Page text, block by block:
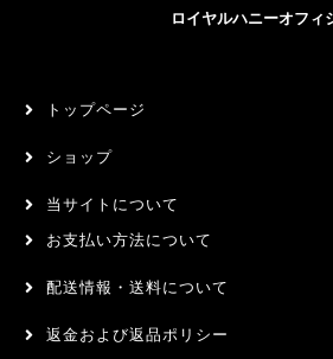
ロイヤルハニーオフィ
トップページ
ショップ
当サイトについて
お支払い方法について
配送情報・送料について
返金および返品ポリシー